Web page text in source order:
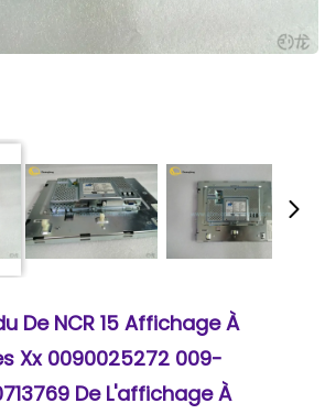
De NCR 15 Affichage À
Xx 0090025272 009-
De L'affichage À